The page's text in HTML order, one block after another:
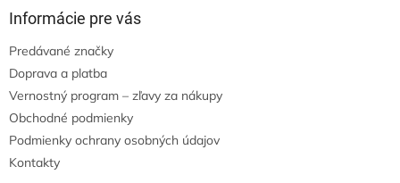
Informácie pre vás
Predávané značky
Doprava a platba
Vernostný program – zľavy za nákupy
Obchodné podmienky
Podmienky ochrany osobných údajov
Kontakty